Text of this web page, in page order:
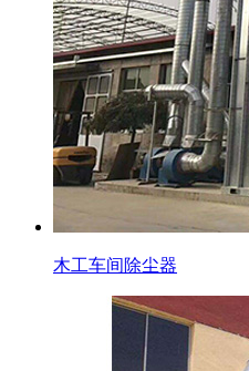
木工车间除尘器